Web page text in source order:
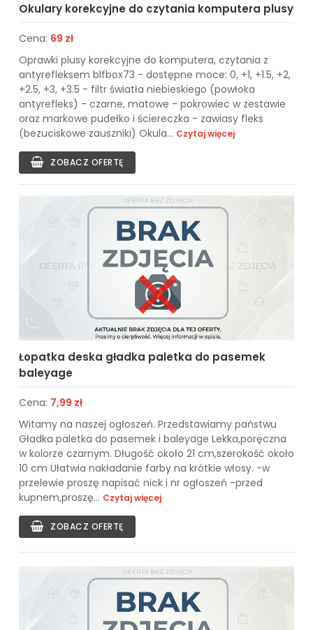
Okulary korekcyjne do czytania komputera plusy
Cena: 69 zł
Oprawki plusy korekcyjne do komputera, czytania z
antyrefleksem blfbox73 - dostępne moce: 0, +1, +1.5, +2,
+2.5, +3, +3.5 - filtr światła niebieskiego (powłoka
antyrefleks) - czarne, matowe - pokrowiec w zestawie
oraz markowe pudełko i ściereczka - zawiasy fleks
(bezuciskowe zauszniki) Okula... Czytaj więcej
ZOBACZ OFERTĘ
Łopatka deska gładka paletka do pasemek
baleyage
Cena: 7,99 zł
Witamy na naszej ogłoszeń. Przedstawiamy państwu
Gładka paletka do pasemek i baleyage Lekka,poręczna
w kolorze czarnym. Długość około 21 cm,szerokość około
10 cm Ułatwia nakładanie farby na krótkie włosy. -w
przelewie proszę napisać nick i nr ogłoszeń -przed
kupnem,proszę... Czytaj więcej
ZOBACZ OFERTĘ